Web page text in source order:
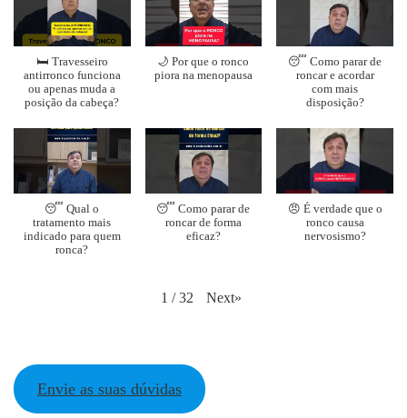
🛏️ Travesseiro
antirronco funciona
ou apenas muda a
posição da cabeça?
🌙 Por que o ronco
piora na menopausa
😴 Como parar de
roncar e acordar
com mais
disposição?
😴 Qual o
tratamento mais
indicado para quem
ronca?
😴 Como parar de
roncar de forma
eficaz?
😠 É verdade que o
ronco causa
nervosismo?
1 / 32 Next»
Envie as suas dúvidas